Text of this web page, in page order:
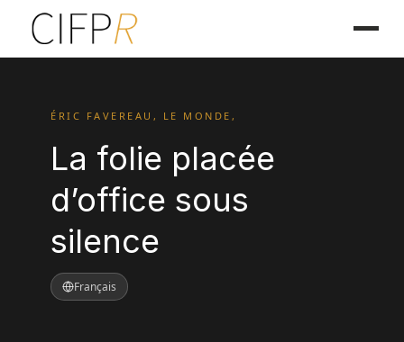
ÉRIC FAVEREAU, LE MONDE,
La folie placée
d’office sous
silence
Français